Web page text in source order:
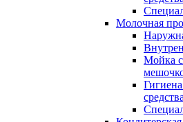
Молочная
Мойка
средства